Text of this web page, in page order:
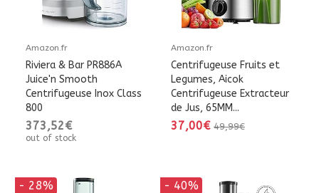
Amazon.fr
Riviera & Bar PR886A
Juice'n Smooth
Centrifugeuse Inox Class
800
373,52€
out of stock
Amazon.fr
Centrifugeuse Fruits et
Legumes, Aicok
Centrifugeuse Extracteur
de Jus, 65MM...
37,00€ 49,99€
- 28% - 40%